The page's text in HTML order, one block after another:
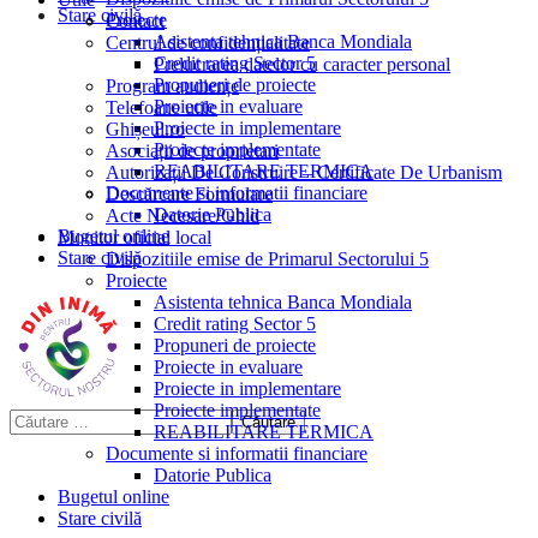
Stare civilă
Proiecte
Asistenta tehnica Banca Mondiala
Credit rating Sector 5
Propuneri de proiecte
Proiecte in evaluare
Proiecte in implementare
Proiecte implementate
REABILITARE TERMICA
Documente si informatii financiare
Datorie Publica
Bugetul online
Stare civilă
Contact
Centrul de confidențialitate
Prelucrarea datelor cu caracter personal
Program audiențe
Telefoane utile
Ghișeul.ro
Asociații de proprietari
Autorizații De Construire – Certificate De Urbanism
Descărcare Formulare
Acte Necesare/Ghid
Monitor oficial local
Dispozitiile emise de Primarul Sectorului 5
Proiecte
Asistenta tehnica Banca Mondiala
Credit rating Sector 5
Propuneri de proiecte
Proiecte in evaluare
Proiecte in implementare
Proiecte implementate
REABILITARE TERMICA
Documente si informatii financiare
Datorie Publica
Bugetul online
Stare civilă